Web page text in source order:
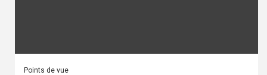
Points de vue